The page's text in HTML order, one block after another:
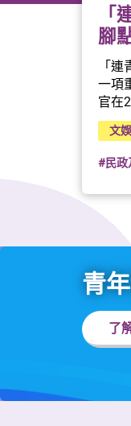
腳
「
一項
官在
互動
提供
藍圖
展委
的溝
間、
蹈室
成，
飲區
運
驗、
人
員
音艙
文
#民政
青
了